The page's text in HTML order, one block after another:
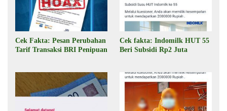
Cek Fakta: Pesan Perubahan
Tarif Transaksi BRI Penipuan
Cek fakta: Indomilk HUT 55
Beri Subsidi Rp2 Juta